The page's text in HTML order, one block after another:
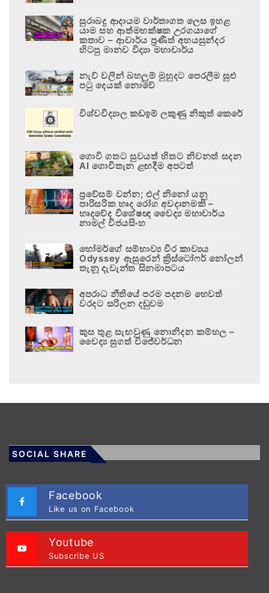
සුරාබදු ආදායම වාර්තාගත ලෙස ඉහළ
යාම සහ ආත්මභක්ෂක උරගයාගේ
කතාව – ආචාර්ය ප්‍රණීත් අභයසුන්දර
හිටපු මානව විද්‍යා මහාචාර්ය
නැව් වලින් බහලුම් මුහුදට පෙරලීම සුළු
පටු දෙයක් නොවේ
විශ්වවිද්‍යාල කඩඉම් ලකුණු නිකුත් කෙරේ
ගොවි ගතට සුවයත් හිතට නිවනත් සදන
AI ගොවිතැන ළඟදීම අපටත්
ප්‍රවේසම් වන්න; එල් නිනෝ යනු
පාරිසරික හෘද රෝග අවදානමකි –
හෘදවේද විශේෂඥ වෛද්‍ය මහාචාර්ය
නාමල් විජයසිංහ
හෝමර්ගේ සම්භාව්‍ය වීර කාව්‍යය
Odyssey ඇසුරෙන් ක්‍රිස්ටෝෆර් නෝලන්
තැනූ දැවැන්ත සිනමාපටය
අපරාධ නීතියේ පරම පදනම හෙවත්
වරදට සරිලන දඬුවම
කුස තුළ සැඟවුණු නොනිදන කම්හල –
වෛද්‍ය සුගත් විජේවර්ධන
SOCIAL SHARE
Facebook
Like us on Facebook
Youtube
Subscribe US